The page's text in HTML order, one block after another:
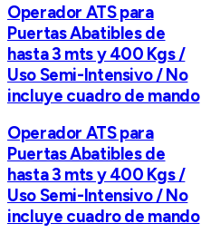
Operador ATS para
Puertas Abatibles de
hasta 3 mts y 400 Kgs /
Uso Semi-Intensivo / No
incluye cuadro de mando
Operador ATS para
Puertas Abatibles de
hasta 3 mts y 400 Kgs /
Uso Semi-Intensivo / No
incluye cuadro de mando